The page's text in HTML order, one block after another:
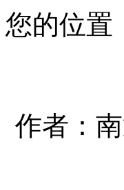
您的位置
作者：